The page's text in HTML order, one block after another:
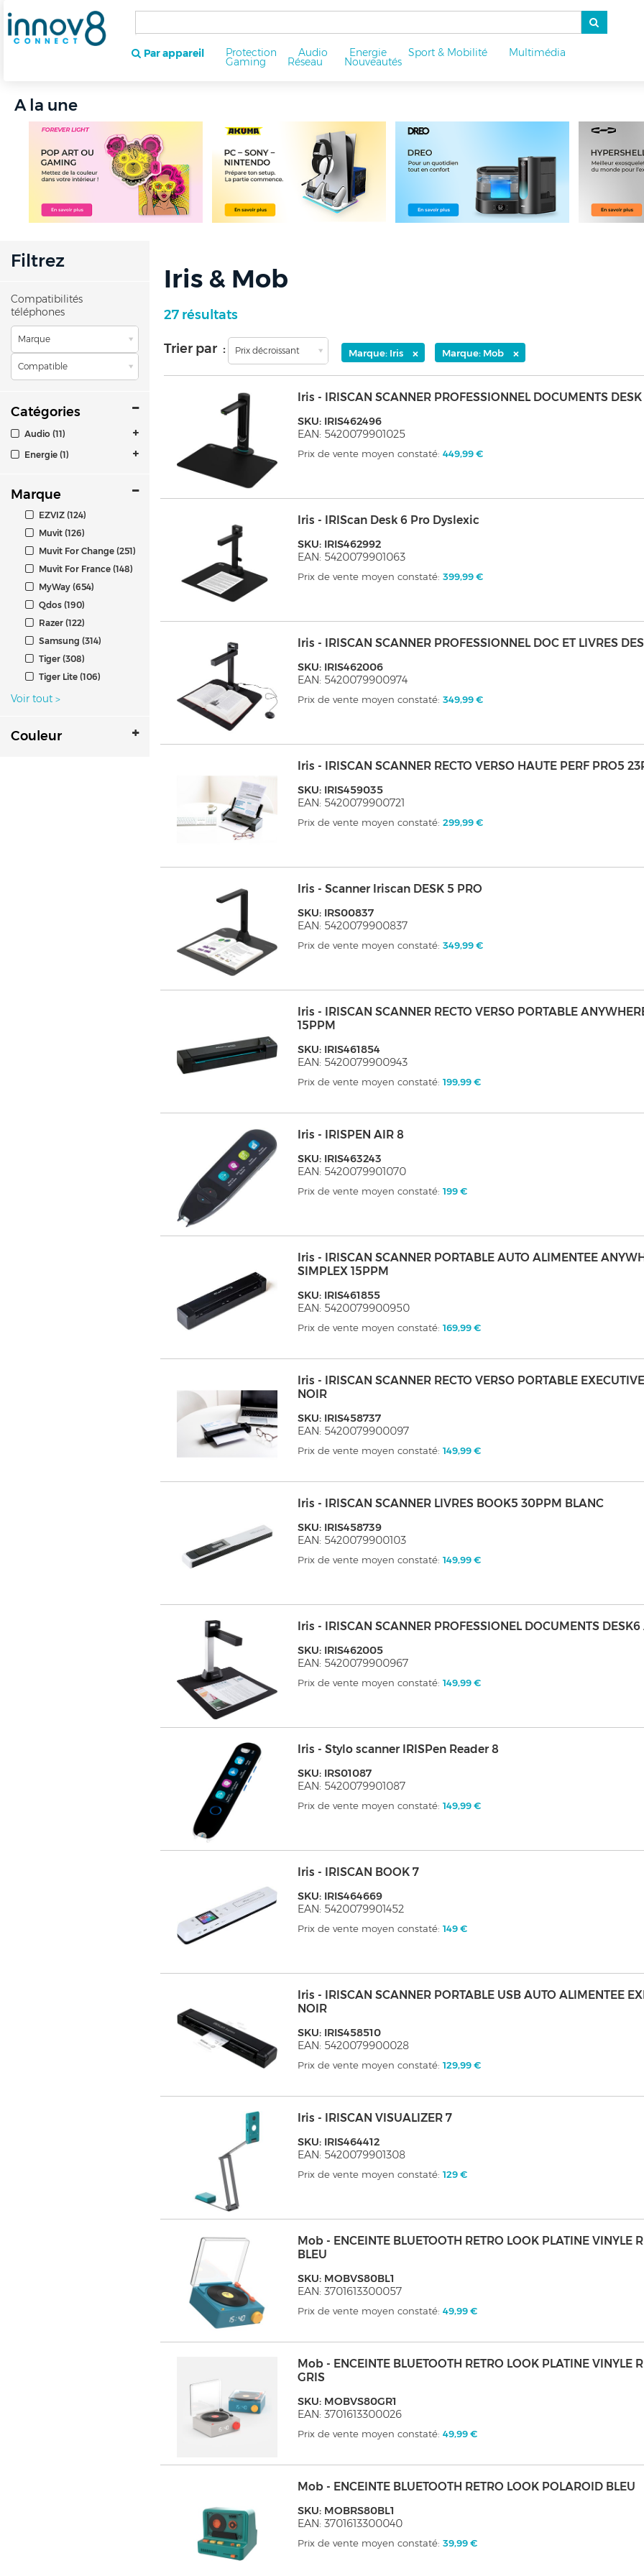
Par appareil Protection Audio Energie Sport & Mobilité Multimédia
Gaming Réseau Nouveautés
A la une
Filtrez
Compatibilités
téléphones
Marque
Compatible
Catégories
Audio (11)
Energie (1)
Marque
EZVIZ (124)
Muvit (126)
Muvit For Change (251)
Muvit For France (148)
MyWay (654)
Qdos (190)
Razer (122)
Samsung (314)
Tiger (308)
Tiger Lite (106)
Voir tout >
Couleur
Iris & Mob
27 résultats
Trier par : Prix décroissant Marque: Iris × Marque: Mob ×
Iris - IRISCAN SCANNER PROFESSIONNEL DOCUMENTS
SKU: IRIS462496
EAN: 5420079901025
Prix de vente moyen constaté:449,99 €
Iris - IRIScan Desk 6 Pro Dyslexic
SKU: IRIS462992
EAN: 5420079901063
Prix de vente moyen constaté:399,99 €
Iris - IRISCAN SCANNER PROFESSIONNEL DOC ET LIVRES
SKU: IRIS462006
EAN: 5420079900974
Prix de vente moyen constaté:349,99 €
Iris - IRISCAN SCANNER RECTO VERSO HAUTE PERF PRO5
SKU: IRIS459035
EAN: 5420079900721
Prix de vente moyen constaté:299,99 €
Iris - Scanner Iriscan DESK 5 PRO
SKU: IRS00837
EAN: 5420079900837
Prix de vente moyen constaté:349,99 €
Iris - IRISCAN SCANNER RECTO VERSO PORTABLE
15PPM
SKU: IRIS461854
EAN: 5420079900943
Prix de vente moyen constaté:199,99 €
Iris - IRISPEN AIR 8
SKU: IRIS463243
EAN: 5420079901070
Prix de vente moyen constaté:199 €
Iris - IRISCAN SCANNER PORTABLE AUTO ALIMENTEE
SIMPLEX 15PPM
SKU: IRIS461855
EAN: 5420079900950
Prix de vente moyen constaté:169,99 €
Iris - IRISCAN SCANNER RECTO VERSO PORTABLE
NOIR
SKU: IRIS458737
EAN: 5420079900097
Prix de vente moyen constaté:149,99 €
Iris - IRISCAN SCANNER LIVRES BOOK5 30PPM BLANC
SKU: IRIS458739
EAN: 5420079900103
Prix de vente moyen constaté:149,99 €
Iris - IRISCAN SCANNER PROFESSIONEL DOCUMENTS DESK6
SKU: IRIS462005
EAN: 5420079900967
Prix de vente moyen constaté:149,99 €
Iris - Stylo scanner IRISPen Reader 8
SKU: IRS01087
EAN: 5420079901087
Prix de vente moyen constaté:149,99 €
Iris - IRISCAN BOOK 7
SKU: IRIS464669
EAN: 5420079901452
Prix de vente moyen constaté:149 €
Iris - IRISCAN SCANNER PORTABLE USB AUTO ALIMENTEE
NOIR
SKU: IRIS458510
EAN: 5420079900028
Prix de vente moyen constaté:129,99 €
Iris - IRISCAN VISUALIZER 7
SKU: IRIS464412
EAN: 5420079901308
Prix de vente moyen constaté:129 €
Mob - ENCEINTE BLUETOOTH RETRO LOOK PLATINE VINYLE
BLEU
SKU: MOBVS80BL1
EAN: 3701613300057
Prix de vente moyen constaté:49,99 €
Mob - ENCEINTE BLUETOOTH RETRO LOOK PLATINE VINYLE
GRIS
SKU: MOBVS80GR1
EAN: 3701613300026
Prix de vente moyen constaté:49,99 €
Mob - ENCEINTE BLUETOOTH RETRO LOOK POLAROID BLEU
SKU: MOBRS80BL1
EAN: 3701613300040
Prix de vente moyen constaté:39,99 €